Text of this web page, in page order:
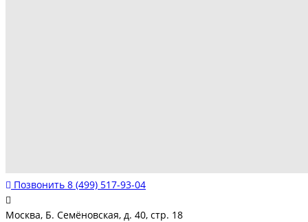
Позвонить 8 (499) 517-93-04
Москва, Б. Семёновская, д. 40, стр. 18